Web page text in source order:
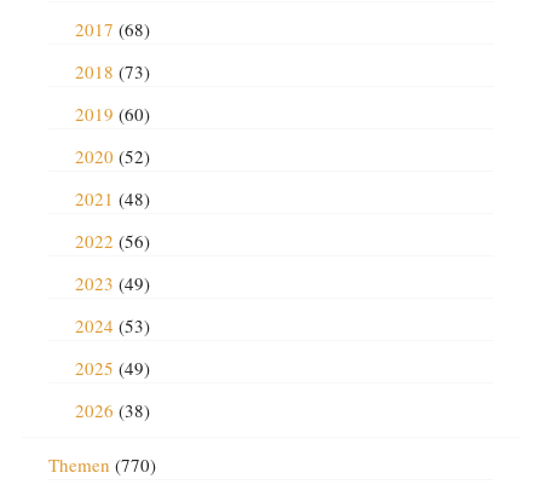
2017 (68)
2018 (73)
2019 (60)
2020 (52)
2021 (48)
2022 (56)
2023 (49)
2024 (53)
2025 (49)
2026 (38)
Themen (770)